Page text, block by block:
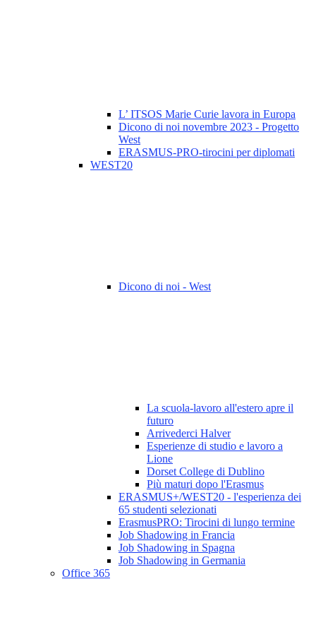
L’ ITSOS Marie Curie lavora in Europa
Dicono di noi novembre 2023 - Progetto
West
ERASMUS-PRO-tirocini per diplomati
WEST20
Dicono di noi - West
La scuola-lavoro all'estero apre il
futuro
Arrivederci Halver
Esperienze di studio e lavoro a
Lione
Dorset College di Dublino
Più maturi dopo l'Erasmus
ERASMUS+/WEST20 - l'esperienza dei
65 studenti selezionati
ErasmusPRO: Tirocini di lungo termine
Job Shadowing in Francia
Job Shadowing in Spagna
Job Shadowing in Germania
Office 365